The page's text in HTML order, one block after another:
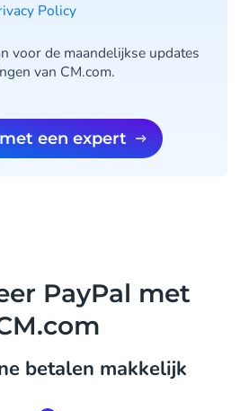
Po licy
voor de maandelijkse updates
van CM.com.
met een expert
PayPal met
betalen makkelijk